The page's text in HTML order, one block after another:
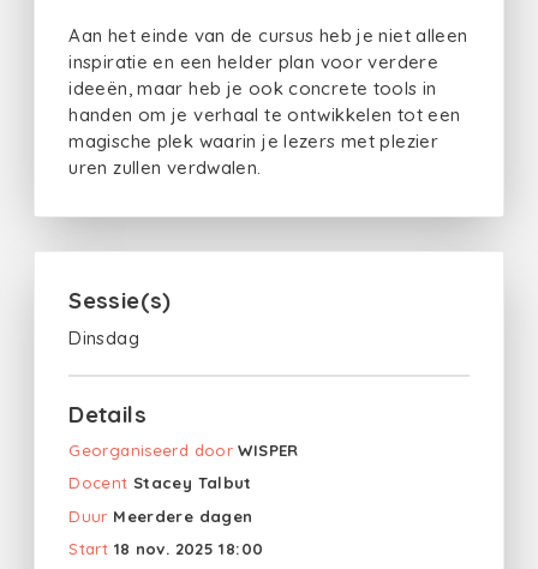
Aan het einde van de cursus heb je niet alleen
inspiratie en een helder plan voor verdere
ideeën, maar heb je ook concrete tools in
handen om je verhaal te ontwikkelen tot een
magische plek waarin je lezers met plezier
uren zullen verdwalen.
Sessie(s)
Dinsdag
Details
Georganiseerd door WISPER
Docent Stacey Talbut
Duur Meerdere dagen
Start 18 nov. 2025 18:00